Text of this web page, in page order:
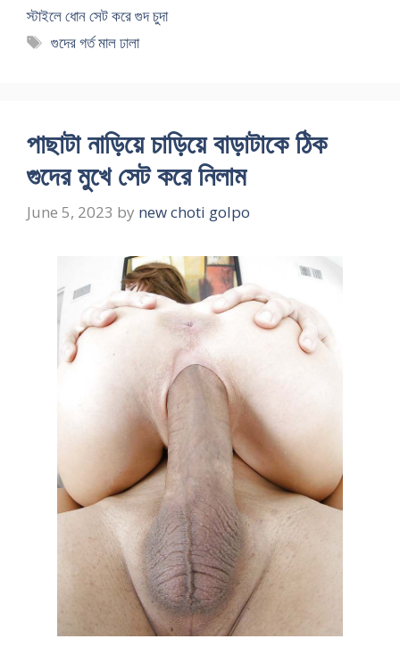
স্টাইলে ধোন সেট করে গুদ চুদা
Tags
গুদের গর্ত মাল ঢালা
পাছাটা নাড়িয়ে চাড়িয়ে বাড়াটাকে ঠিক
গুদের মুখে সেট করে নিলাম
June 5, 2023 by new choti golpo